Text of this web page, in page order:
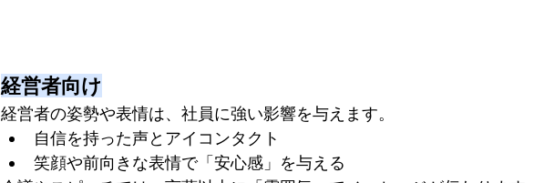
経営者向け
経営者の姿勢や表情は、社員に強い影響を与えます。
自信を持った声とアイコンタクト
笑顔や前向きな表情で「安心感」を与える